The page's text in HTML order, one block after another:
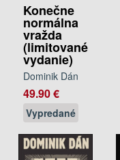
Konečne
normálna
vražda
(limitované
vydanie)
Dominik Dán
49.90 €
Vypredané